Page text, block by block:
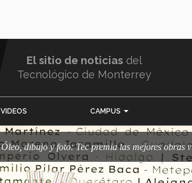
El sitio de noticias del
Tecnológico de Monterrey
VIDEOS CAMPUS
Óleo, dibujo y foto: Tec premia las mejores obras